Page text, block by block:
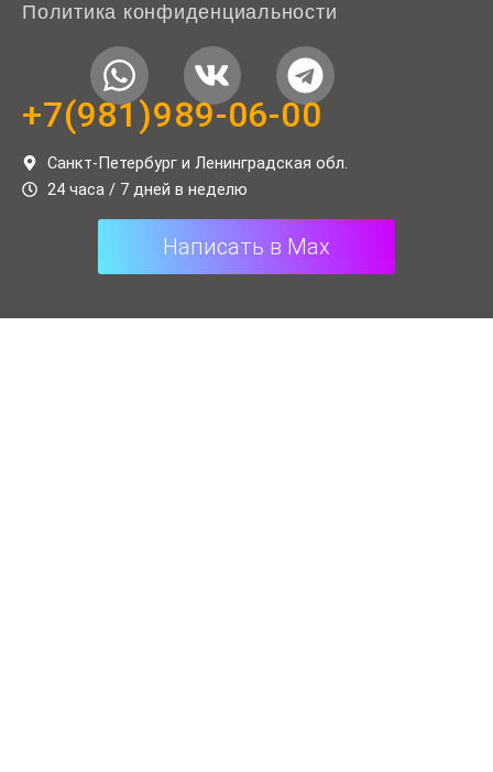
Политика конфиденциальности
W
h
a
t
s
p
p
V
k
T
e
l
e
g
r
a
m
+7(981)989-06-00
Санкт-Петербург и Ленинградская обл.
24 часа / 7 дней в неделю
Написать в Max